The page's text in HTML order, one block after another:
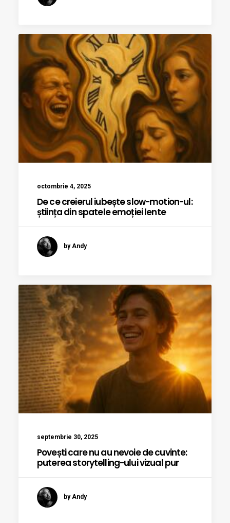
octombrie 4, 2025
De ce creierul iubește slow-motion-ul:
știința din spatele emoției lente
by Andy
septembrie 30, 2025
Povești care nu au nevoie de cuvinte:
puterea storytelling-ului vizual pur
by Andy